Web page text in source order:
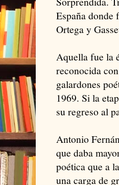
España donde
Ortega y
Aquella fue la
reconocida
galardones
1969. Si la
su regreso al
Antonio
que daba
poética que a
una carga de